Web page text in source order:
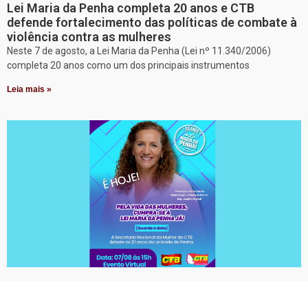
Lei Maria da Penha completa 20 anos e CTB
defende fortalecimento das políticas de combate à
violência contra as mulheres
Neste 7 de agosto, a Lei Maria da Penha (Lei nº 11.340/2006)
completa 20 anos como um dos principais instrumentos
Leia mais »